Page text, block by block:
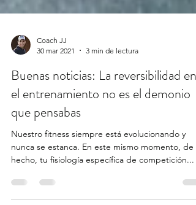
Coach JJ
30 mar 2021
3 min de lectura
Buenas noticias: La reversibilidad en
el entrenamiento no es el demonio
que pensabas
nunca se estanca. En este mismo momento, de
hecho, tu fisiología específica de competición...